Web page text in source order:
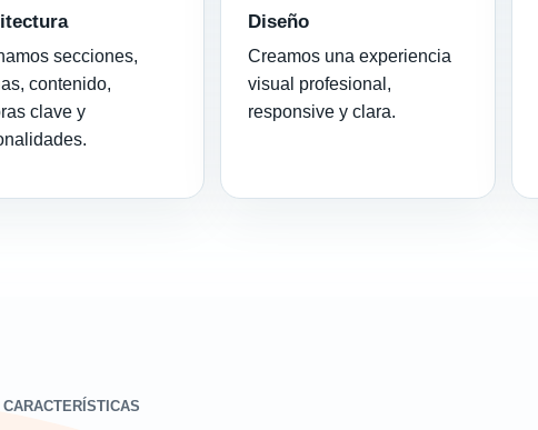
secciones,
contenido,
clave y
Diseño
Creamos una experiencia
visual profesional,
responsive y clara.
CARACTERÍSTICAS